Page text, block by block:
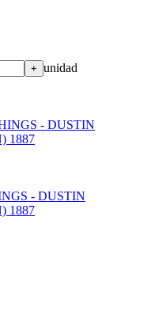
+ unidad
- DUSTIN
1887